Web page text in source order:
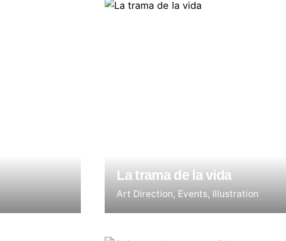
La trama de la vida
Art Direction Events Illustration